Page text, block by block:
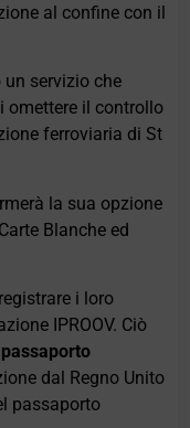
al confine con il
servizio che
omettere il controllo
ferroviaria di St
la sua opzione
Blanche ed
i loro
IPROOV. Ciò
passaporto
dal Regno Unito
passaporto